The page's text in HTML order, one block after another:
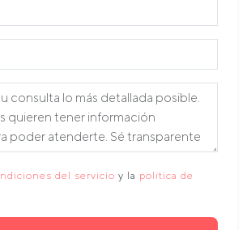
del servicio y la política de